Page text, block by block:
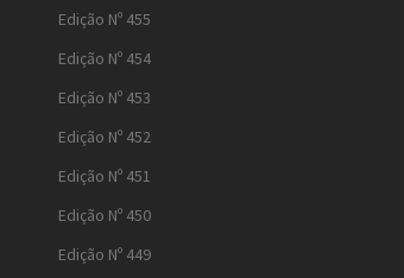
Edição Nº 455
Edição Nº 454
Edição Nº 453
Edição Nº 452
Edição Nº 451
Edição Nº 450
Edição Nº 449